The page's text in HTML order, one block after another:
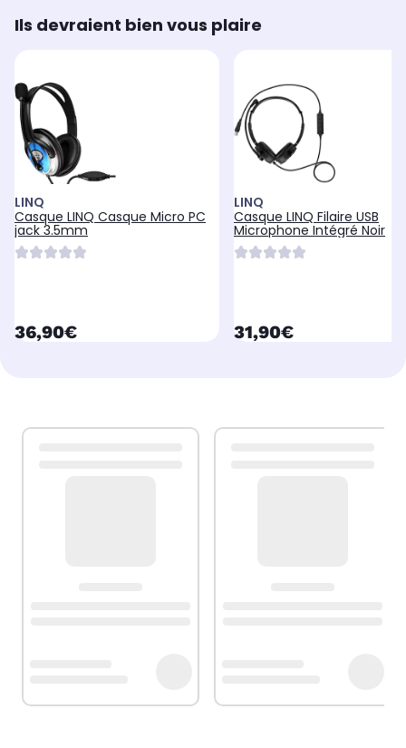
Ils devraient bien vous plaire
LINQ
Casque LINQ Casque Micro PC
jack 3.5mm
currentPrice
36,90€
LINQ
Casque LINQ Filaire USB
Microphone Intégré Noir
currentPrice
31,90€